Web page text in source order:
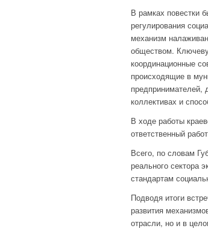
В рамках повестки
регулирования
механизм
обществом.
координационные
происходящие в
предпринимателей,
коллективах и
В ходе работы
ответственный
Всего, по словам
реального сектора
стандартам
Подводя итоги
развития
отрасли, но и в